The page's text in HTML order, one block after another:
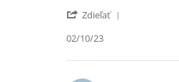
P.
2
2023
vôňa
vôbec
Zdieľať
Jana
02/10/23